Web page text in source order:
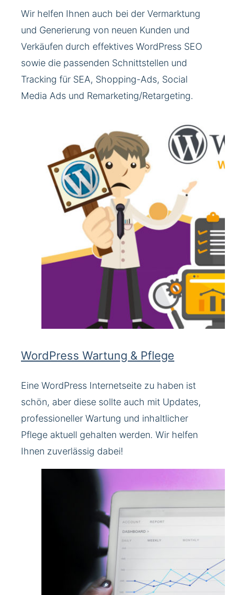
Wir helfen Ihnen auch bei der Vermarktung
und Generierung von neuen Kunden und
Verkäufen durch effektives WordPress SEO
sowie die passenden Schnittstellen und
Tracking für SEA, Shopping-Ads, Social
Media Ads und Remarketing/Retargeting.
WordPress Wartung & Pflege
Eine WordPress Internetseite zu haben ist
schön, aber diese sollte auch mit Updates,
professioneller Wartung und inhaltlicher
Pflege aktuell gehalten werden. Wir helfen
Ihnen zuverlässig dabei!